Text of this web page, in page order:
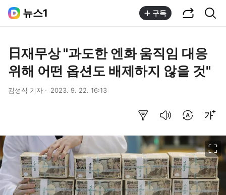
뉴스1 구독
日재무상 "과도한 엔화 움직임 대응
위해 어떤 옵션도 배제하지 않을 것"
김성식 기자 2023. 9. 22. 16:13